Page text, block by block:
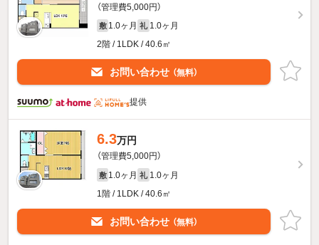
（管理費5,000円）
敷 1.0ヶ月 礼 1.0ヶ月
2階 / 1LDK / 40.6㎡
お問い合わせ （無料）
提供
6.3万円
（管理費5,000円）
敷 1.0ヶ月 礼 1.0ヶ月
1階 / 1LDK / 40.6㎡
お問い合わせ （無料）